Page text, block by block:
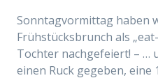
Sonntagvormittag haben
Frühstücksbrunch als
Tochter nachgefeiert! – …
einen Ruck gegeben, eine